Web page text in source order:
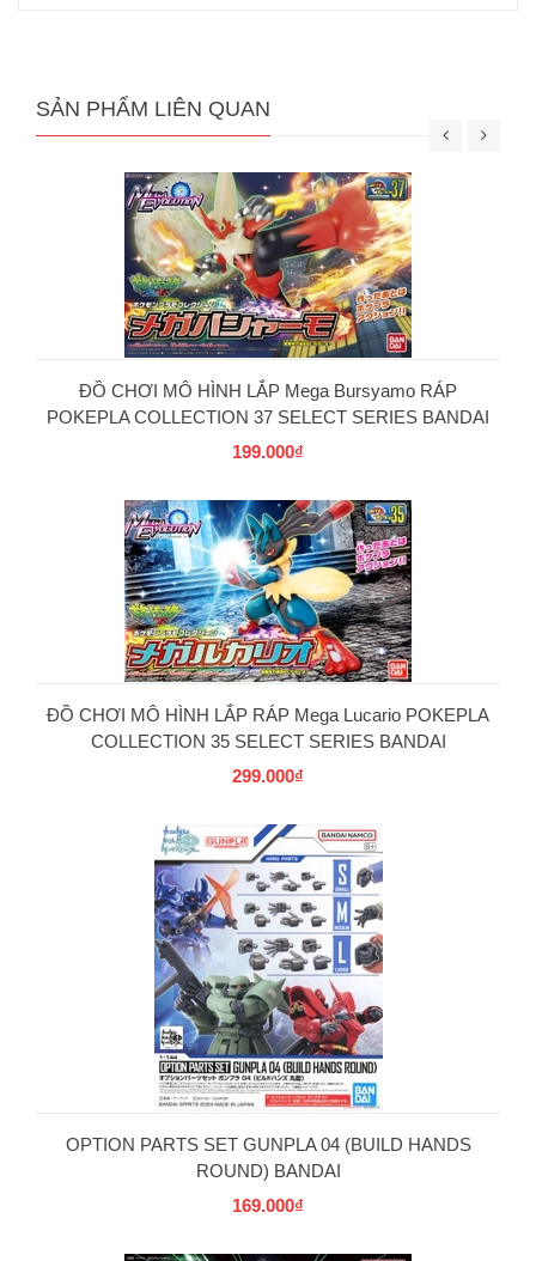
SẢN PHẨM LIÊN QUAN
ĐỒ CHƠI MÔ HÌNH LẮP Mega Bursyamo RÁP
POKEPLA COLLECTION 37 SELECT SERIES BANDAI
199.000₫
ĐỒ CHƠI MÔ HÌNH LẮP RÁP Mega Lucario POKEPLA
COLLECTION 35 SELECT SERIES BANDAI
299.000₫
OPTION PARTS SET GUNPLA 04 (BUILD HANDS
ROUND) BANDAI
169.000₫